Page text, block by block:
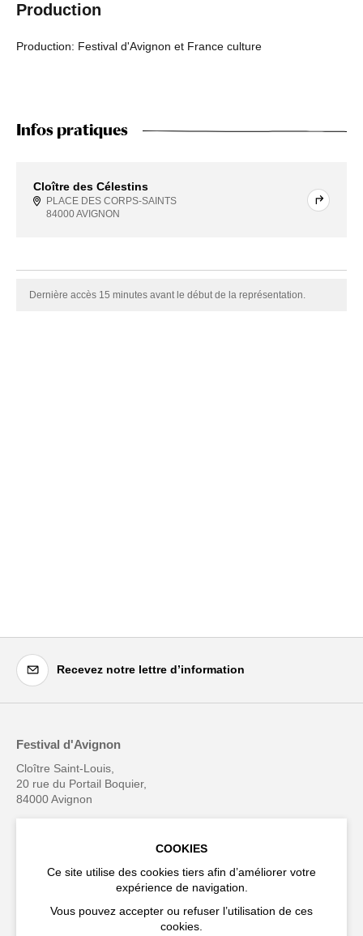
Production
Production: Festival d'Avignon et France culture
Infos pratiques
Cloître des Célestins
PLACE DES CORPS-SAINTS
84000 AVIGNON
Dernière accès 15 minutes avant le début de la représentation.
Recevez notre lettre d’information
Festival d'Avignon
Cloître Saint-Louis,
20 rue du Portail Boquier,
84000 Avignon
Accessibilité
COOKIES
Ce site utilise des cookies tiers afin d’améliorer votre
expérience de navigation.
Vous pouvez accepter ou refuser l’utilisation de ces
cookies.